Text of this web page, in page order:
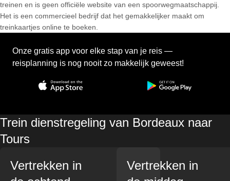
treinen en is geen officiële website van een spoorwegmaatschappij.
Het is een commercieel bedrijf dat het gemakkelijker maakt om
treinkaartjes online te boeken.
Onze gratis app voor elke stap van je reis —
reisplanning is nog nooit zo makkelijk geweest!
Trein dienstregeling van Bordeaux naar
Tours
Vertrekken in
Vertrekken in